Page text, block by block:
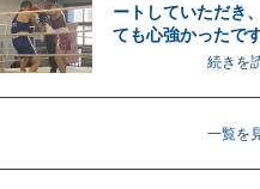
ートしていただき
ても心強かったで
続きを
一覧を